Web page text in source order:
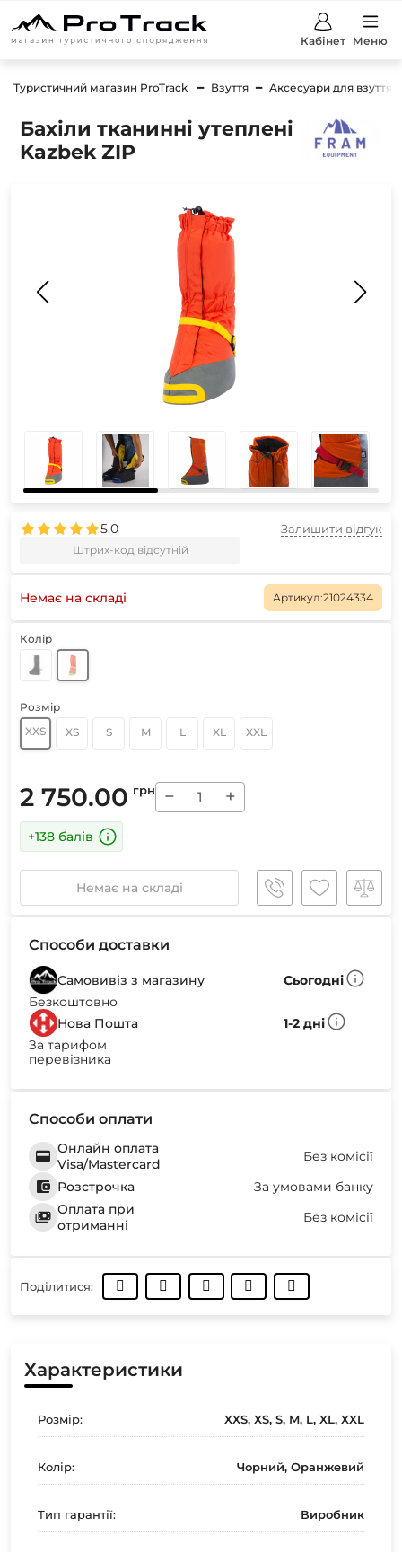
Кабінет Меню
Туристичний магазин ProTrack Взуття Аксесуари для взуття
Бахіли тканинні утеплені
Kazbek ZIP
5.0
Штрих-код відсутній
Залишити відгук
Немає на складі Артикул:21024334
Колір
Розмір
XXS
XS S M L XL XXL
2 750.00 грн − +
+138 балів
Немає на складі
Способи доставки
Самовивіз з магазину
Сьогодні
Безкоштовно
Нова Пошта
1-2 дні
За тарифом
перевізника
Способи оплати
Онлайн оплата
Visa/Mastercard
Без комісії
Розстрочка
За умовами банку
Оплата при
отриманні
Без комісії
Поділитися:
Характеристики
Розмір: XXS, XS, S, M, L, XL, XXL
Колір: Чорний, Оранжевий
Тип гарантії: Виробник